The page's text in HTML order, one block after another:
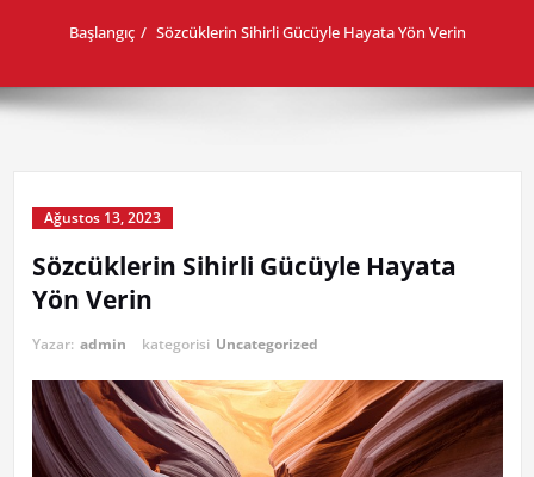
Başlangıç Sözcüklerin Sihirli Gücüyle Hayata Yön Verin
Ağustos 13, 2023
Sözcüklerin Sihirli Gücüyle Hayata
Yön Verin
Yazar: admin kategorisi Uncategorized